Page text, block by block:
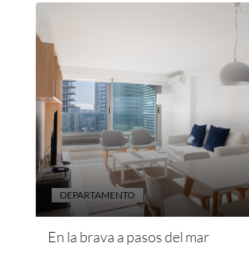
En la brava a pasos del mar
DEPARTAMENTO